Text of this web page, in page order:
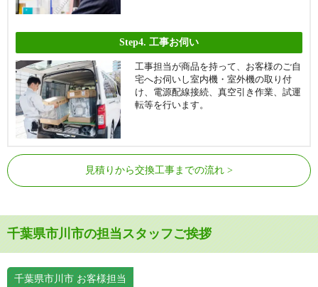
Step4. 工事お伺い
工事担当が商品を持って、お客様のご自
宅へお伺いし室内機・室外機の取り付
け、電源配線接続、真空引き作業、試運
転等を行います。
見積りから交換工事までの流れ
千葉県市川市の担当スタッフご挨拶
千葉県市川市 お客様担当